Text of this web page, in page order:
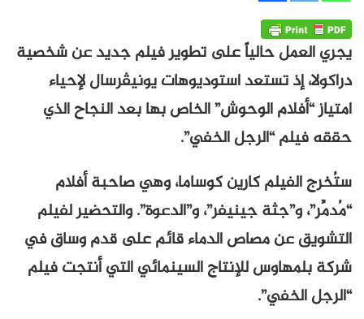
يجري العمل حالياً على تطوير فيلم جديد عن شخصية
دراكولا، إذ تستعد استوديوهات يونيڤرسال لإحياء
امتياز “أفلام الوحوش” الخاص بها بعد النجاح الذي
حققه فيلم “الرجل الخفي”.
ستُخرج الفيلم كارين كوساما، وهي صاحبة أفلام
“مُدمِّر”، و”جثة جينيفر”، و”الدعوة”. والتحضير لفيلم
التشويق عن مصاص الدماء قائم على قدم وساق في
شركة بلمهاوس للإنتاج السينمائي التي أنتجت فيلم
“الرجل الخفي”.